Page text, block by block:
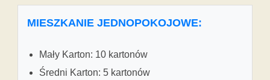
MIESZKANIE JEDNOPOKOJOWE:
Mały Karton: 10 kartonów
Średni Karton: 5 kartonów